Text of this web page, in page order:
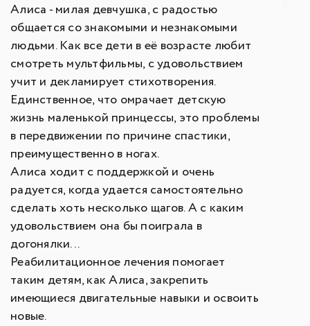
Алиса - милая девчушка, с радостью
общается со знакомыми и незнакомыми
людьми. Как все дети в её возрасте любит
смотреть мультфильмы, с удовольствием
учит и декламирует стихотворения.
Единственное, что омрачает детскую
жизнь маленькой принцессы, это проблемы
в передвижении по причине спастики,
преимущественно в ногах.
Алиса ходит с поддержкой и очень
радуется, когда удается самостоятельно
сделать хоть несколько щагов. А с каким
удовольствием она бы поиграла в
догонялки...
Реабилитационное лечения помогает
таким детям, как Алиса, закрепить
имеющиеся двигательные навыки и освоить
новые.